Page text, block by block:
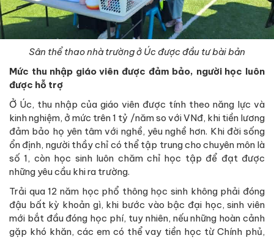
Sân thể thao nhà trường ở Úc được đầu tư bài bản
Mức thu nhập giáo viên được đảm bảo, người học luôn
được hỗ trợ
Ở Úc, thu nhập của giáo viên được tính theo năng lực và
kinh nghiệm, ở mức trên 1 tỷ /năm so với VNđ, khi tiền lương
đảm bảo họ yên tâm với nghề, yêu nghề hơn. Khi đời sống
ổn định, người thầy chỉ có thể tập trung cho chuyên môn là
số 1, còn học sinh luôn chăm chỉ học tập để đạt được
những yêu cầu khi ra trường.
Trải qua 12 năm học phổ thông học sinh không phải đóng
đậu bất kỳ khoản gì, khi bước vào bậc đại học, sinh viên
mới bắt đầu đóng học phí, tuy nhiên, nếu những hoàn cảnh
gặp khó khăn, các em có thể vay tiền học từ Chính phủ,